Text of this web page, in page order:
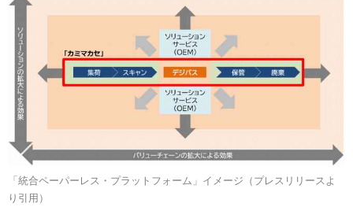
「統合ペーパーレス・プラットフォーム」イメージ（プレスリリースよ
り引用）